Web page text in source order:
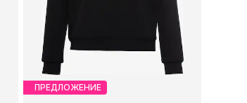
ПРЕДЛОЖЕНИЕ